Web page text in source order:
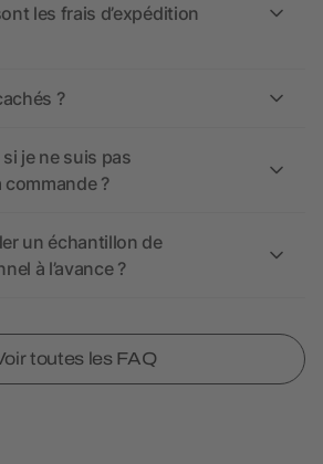
les frais d’expédition
?
je ne suis pas
?
un échantillon de
à l’avance ?
toutes les FAQ